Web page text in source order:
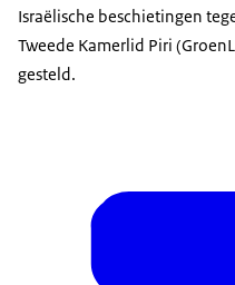
Israëlische beschietingen
Tweede Kamerlid Piri
gesteld.